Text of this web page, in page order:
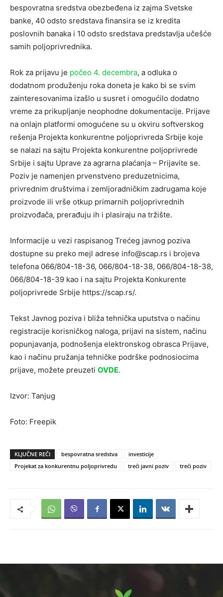
bespovratna sredstva obezbeđena iz zajma Svetske
banke, 40 odsto sredstava finansira se iz kredita
poslovnih banaka i 10 odsto sredstava predstavlja učešće
samih poljoprivrednika.
Rok za prijavu je počeo 4. decembra, a odluka o
dodatnom produženju roka doneta je kako bi se svim
zainteresovanima izašlo u susret i omogućilo dodatno
vreme za prikupljanje neophodne dokumentacije. Prijave
na onlajn platformi omogućene su u okviru softverskog
rešenja Projekta konkurentne poljoprivreda Srbije koje
se nalazi na sajtu Projekta konkurentne poljoprivrede
Srbije i sajtu Uprave za agrarna plaćanja – Prijavite se.
Poziv je namenjen prvenstveno preduzetnicima,
privrednim društvima i zemljoradničkim zadrugama koje
proizvode ili vrše otkup primarnih poljoprivrednih
proizvođača, prerađuju ih i plasiraju na tržište.
Informacije u vezi raspisanog Trećeg javnog poziva
dostupne su preko mejl adrese info@scap.rs i brojeva
telefona 066/804-18-36, 066/804-18-38, 066/804-18-38,
066/804-18-39 kao i na sajtu Projekta Konkurente
poljoprivrede Srbije https://scap.rs/.
Tekst Javnog poziva i bliža tehnička uputstva o načinu
registracije korisničkog naloga, prijavi na sistem, načinu
popunjavanja, podnošenja elektronskog obrasca Prijave,
kao i načinu pružanja tehničke podrške podnosiocima
prijave, možete preuzeti OVDE.
Izvor: Tanjug
Foto: Freepik
KLJUČNE REČI bespovratna sredstva
investicije
Projekat za konkurentnu poljoprivredu
treći javni poziv treći poziv